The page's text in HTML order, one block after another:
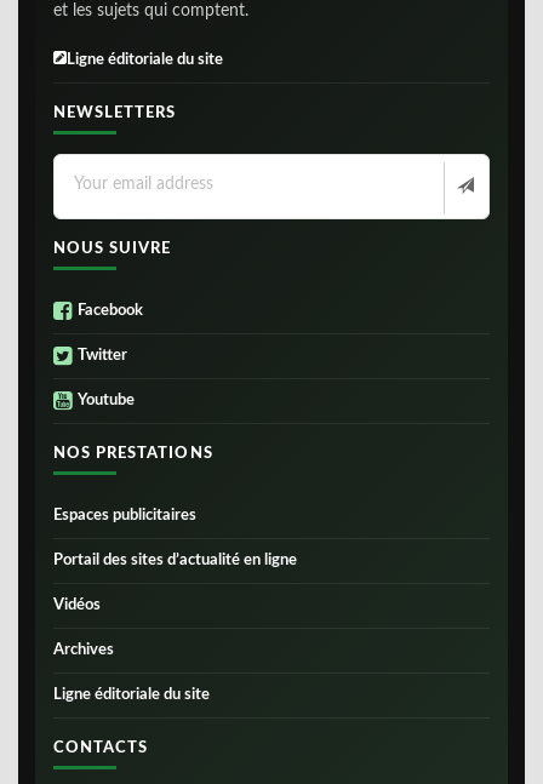
et les sujets qui comptent.
Ligne éditoriale du site
NEWSLETTERS
NOUS SUIVRE
Facebook
Twitter
Youtube
NOS PRESTATIONS
Espaces publicitaires
Portail des sites d’actualité en ligne
Vidéos
Archives
Ligne éditoriale du site
CONTACTS